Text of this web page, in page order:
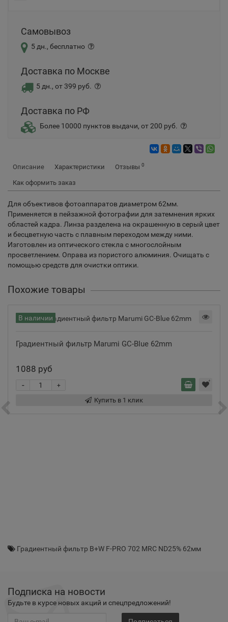
Самовывоз
5 дн., бесплатно
Доставка по Москве
5 дн., от 399 руб.
Доставка по РФ
Более 10000 пунктов выдачи, от 200 руб.
Описание Характеристики Отзывы 0
Как оформить заказ
Для объективов фотоаппаратов диаметром 62мм.
Применяется в пейзажной фотографии для затемнения ярких
областей кадра. Линза разделена на окрашенную в серый цвет
и бесцветную часть с плавным переходом между ними.
Изготовлен из оптического стекла с многослойным
просветлением. Оправа из пористого алюминия. Очищать с
помощью средств для очистки оптики.
Похожие товары
В наличии
Градиентный фильтр Marumi GC-Blue 62mm
1088 руб
+
-
Купить в 1 клик
Градиентный фильтр B+W F-PRO 702 MRC ND25% 62мм
Подписка на новости
Будьте в курсе новых акций и спецпредложений!